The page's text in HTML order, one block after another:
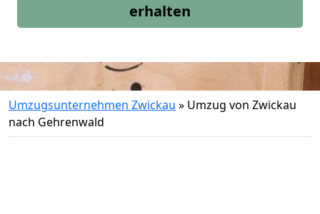
erhalten
Umzugsunternehmen Zwickau » Umzug von Zwickau
nach Gehrenwald